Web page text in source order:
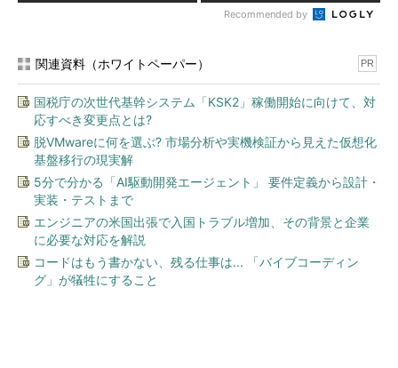
Recommended by
関連資料（ホワイトペーパー） PR
国税庁の次世代基幹システム「KSK2」稼働開始に向けて、対
応すべき変更点とは?
脱VMwareに何を選ぶ? 市場分析や実機検証から見えた仮想化
基盤移行の現実解
5分で分かる「AI駆動開発エージェント」 要件定義から設計・
実装・テストまで
エンジニアの米国出張で入国トラブル増加、その背景と企業
に必要な対応を解説
コードはもう書かない、残る仕事は... 「バイブコーディン
グ」が犠牲にすること